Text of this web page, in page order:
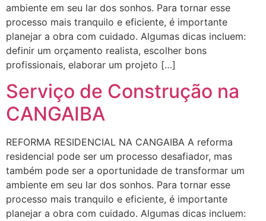
ambiente em seu lar dos sonhos. Para tornar esse
processo mais tranquilo e eficiente, é importante
planejar a obra com cuidado. Algumas dicas incluem:
definir um orçamento realista, escolher bons
profissionais, elaborar um projeto […]
Serviço de Construção na
CANGAIBA
REFORMA RESIDENCIAL NA CANGAIBA A reforma
residencial pode ser um processo desafiador, mas
também pode ser a oportunidade de transformar um
ambiente em seu lar dos sonhos. Para tornar esse
processo mais tranquilo e eficiente, é importante
planejar a obra com cuidado. Algumas dicas incluem: